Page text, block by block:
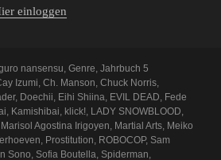
einloggen
nansensu,Genre,Jahrbuch 5
Izumi,Ch. Manson,Chuck Norris,
, Doechii, Eihi Shiina, EVIL DEAD, Fede
, Kamishibai, klick!, LADY SNOWBLOOD,
Marisol Agostina Irigoyen, Martial Arts, Meiko
, Prostitution, ROBOCOP, Sam
Sono, Sofia Boutella, Spiderman,